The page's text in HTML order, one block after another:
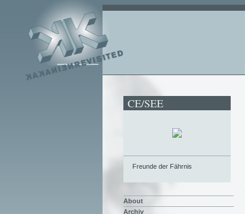
CE/SEE
Freunde der Fährnis
About
Archiv